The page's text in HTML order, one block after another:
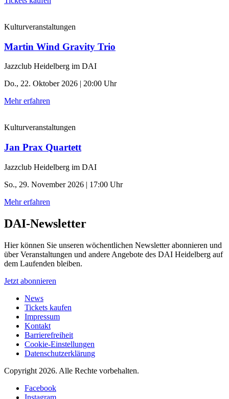
Kulturveranstaltungen
Martin Wind Gravity Trio
Jazzclub Heidelberg im DAI
Do., 22. Oktober 2026 | 20:00 Uhr
Mehr erfahren
Kulturveranstaltungen
Jan Prax Quartett
Jazzclub Heidelberg im DAI
So., 29. November 2026 | 17:00 Uhr
Mehr erfahren
DAI-Newsletter
Hier können Sie unseren wöchentlichen Newsletter abonnieren und
über Veranstaltungen und andere Angebote des DAI Heidelberg auf
dem Laufenden bleiben.
Jetzt abonnieren
News
Tickets kaufen
Impressum
Kontakt
Barrierefreiheit
Cookie-Einstellungen
Datenschutzerklärung
Copyright 2026. Alle Rechte vorbehalten.
Facebook
Instagram